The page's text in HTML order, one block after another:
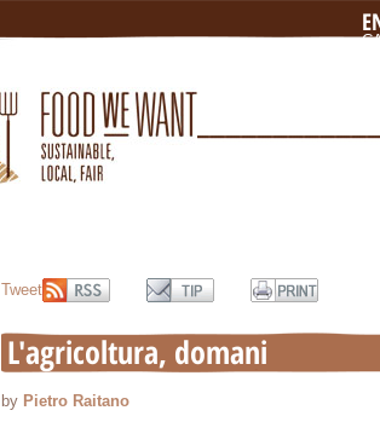
Tweet
L'agricoltura, domani
by Pietro Raitano